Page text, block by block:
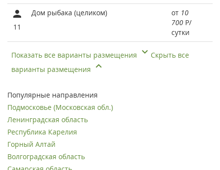
11
Дом рыбака (целиком) от 10
700 Р/
сутки
Показать все варианты размещения
Скрыть все
варианты размещения
Популярные направления
Подмосковье (Московская обл.)
Ленинградская область
Республика Карелия
Горный Алтай
Волгоградская область